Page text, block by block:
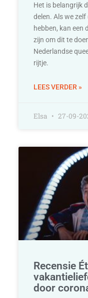
Het is belangrijk
delen. Als we
hebben, kan een
zijn om dit te
Nederlandse
rijtje.
LEES VERDER »
Elsa 27-09-
Recensie
door